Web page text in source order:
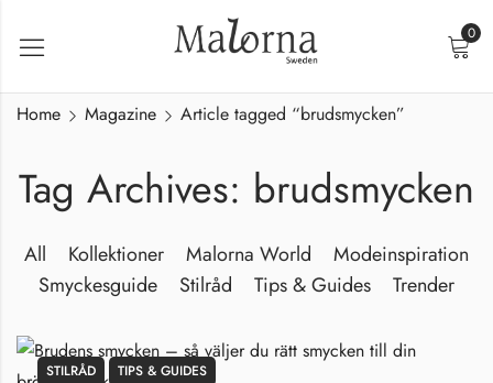
0
Tag Archives: brudsmycken
Home Magazine Article tagged “brudsmycken”
All Kollektioner Malorna World
Modeinspiration
Smyckesguide
Stilråd Tips & Guides Trender
STILRÅD TIPS & GUIDES